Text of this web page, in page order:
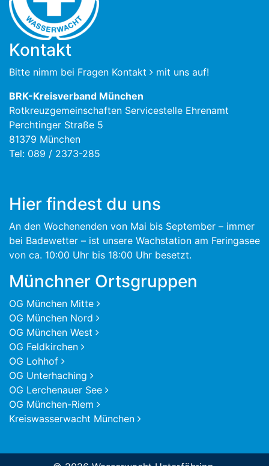
Kontakt
Bitte nimm bei Fragen Kontakt
mit uns auf!
BRK-Kreisverband München
Rotkreuzgemeinschaften Servicestelle Ehrenamt
Perchtinger Straße 5
81379 München
Tel: 089 / 2373-285
Hier findest du uns
An den Wochenenden von Mai bis September – immer
bei Badewetter – ist unsere Wachstation am Feringasee
von ca. 10:00 Uhr bis 18:00 Uhr besetzt.
Münchner Ortsgruppen
OG München Mitte
OG München Nord
OG München West
OG Feldkirchen
OG Lohhof
OG Unterhaching
OG Lerchenauer See
OG München-Riem
Kreiswasserwacht München